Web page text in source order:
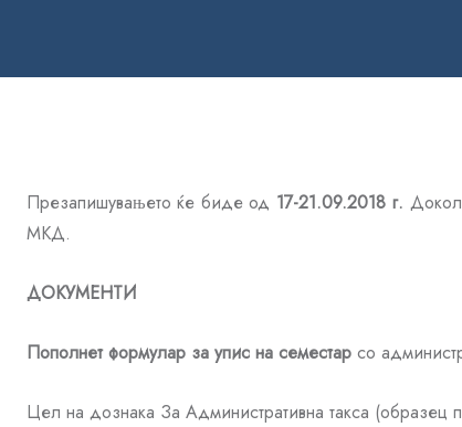
Презапишувањето ќе биде од 17-21.09.2018 г.
МКД.
ДОКУМЕНТИ
Пополнет формулар за упис на семестар со
Цел на дознака За Административна такса (образец